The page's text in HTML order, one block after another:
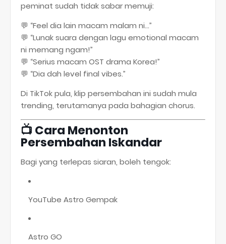
peminat sudah tidak sabar memuji:
💬 “Feel dia lain macam malam ni…”
💬 “Lunak suara dengan lagu emotional macam
ni memang ngam!”
💬 “Serius macam OST drama Korea!”
💬 “Dia dah level final vibes.”
Di TikTok pula, klip persembahan ini sudah mula
trending, terutamanya pada bahagian chorus.
📺 Cara Menonton
Persembahan Iskandar
Bagi yang terlepas siaran, boleh tengok:
YouTube Astro Gempak
Astro GO